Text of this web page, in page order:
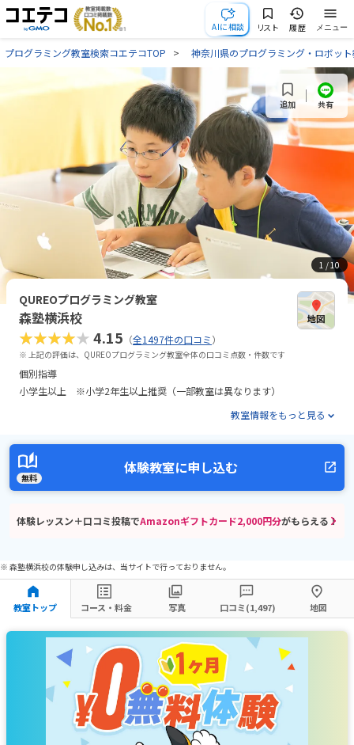
AIに相談 リスト 履歴 メニュー
プログラミング教室検索コエテコTOP 神奈川県のプログラミング・ロボッ
1 / 10
追加 共有
QUREOプログラミング教室
森塾横浜校
★★★★★4.15 （全1497件の口コミ）
※ 上記の評価は、QUREOプログラミング教室全体の口コミ点数・件数です
個別指導
小学生以上 ※小学2年生以上推奨（一部教室は異なります）
教室情報をもっと見る
無料
体験教室に申し込む
体験レッスン＋口コミ投稿でAmazonギフトカード2,000円分がもらえる！
※ 森塾横浜校の体験申し込みは、当サイトで行っておりません。
教室トップ コース・料金 写真 口コミ(1,497) 地図